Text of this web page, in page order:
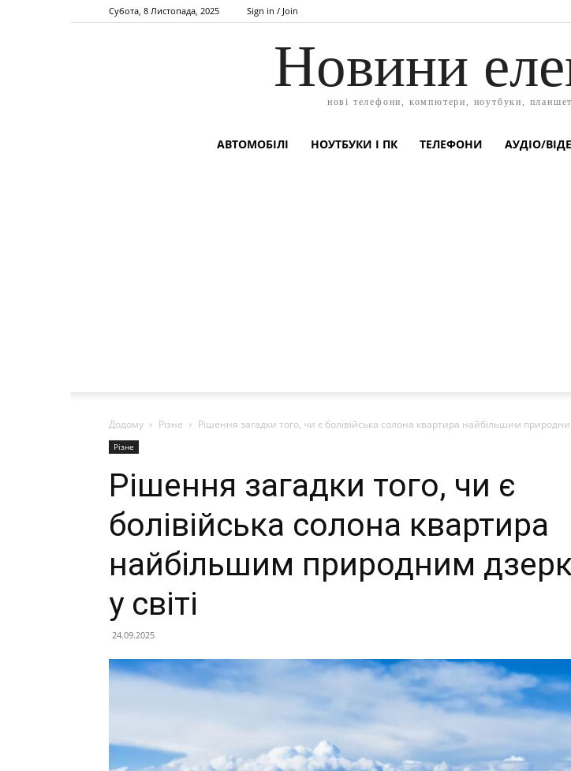
Субота, 8 Листопада, 2025 Sign in / Join
Новини
нові телефони, компютери, ноутбуки,
АВТОМОБІЛІ НОУТБУКИ І ПК ТЕЛЕФОНИ АУДІО/
Додому Різне Рішення загадки того, чи є болівійська солона квартира найбільшим
Різне
Рішення загадки того, чи є
болівійська солона квартира
найбільшим природним
у світі
24.09.2025